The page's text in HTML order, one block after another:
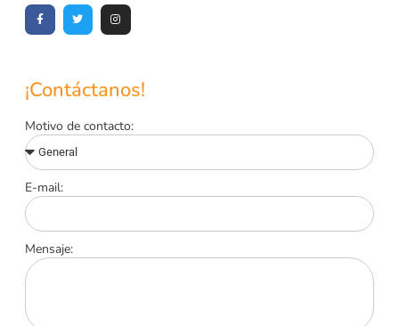
¡Contáctanos!
Motivo de contacto:
E-mail:
Mensaje: